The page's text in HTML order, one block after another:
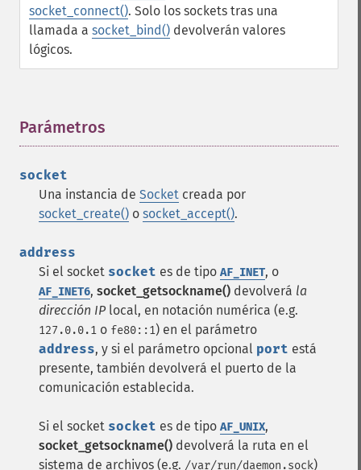
socket_connect(). Solo los sockets tras una
llamada a socket_bind() devolverán valores
lógicos.
Parámetros
socket
Una instancia de Socket creada por
socket_create() o socket_accept().
address
Si el socket socket es de tipo AF_INET, o
AF_INET6, socket_getsockname() devolverá la
dirección IP local, en notación numérica (e.g.
127.0.0.1 o fe80::1) en el parámetro
address, y si el parámetro opcional port está
presente, también devolverá el puerto de la
comunicación establecida.
Si el socket socket es de tipo AF_UNIX,
socket_getsockname() devolverá la ruta en el
sistema de archivos (e.g. /var/run/daemon.sock)